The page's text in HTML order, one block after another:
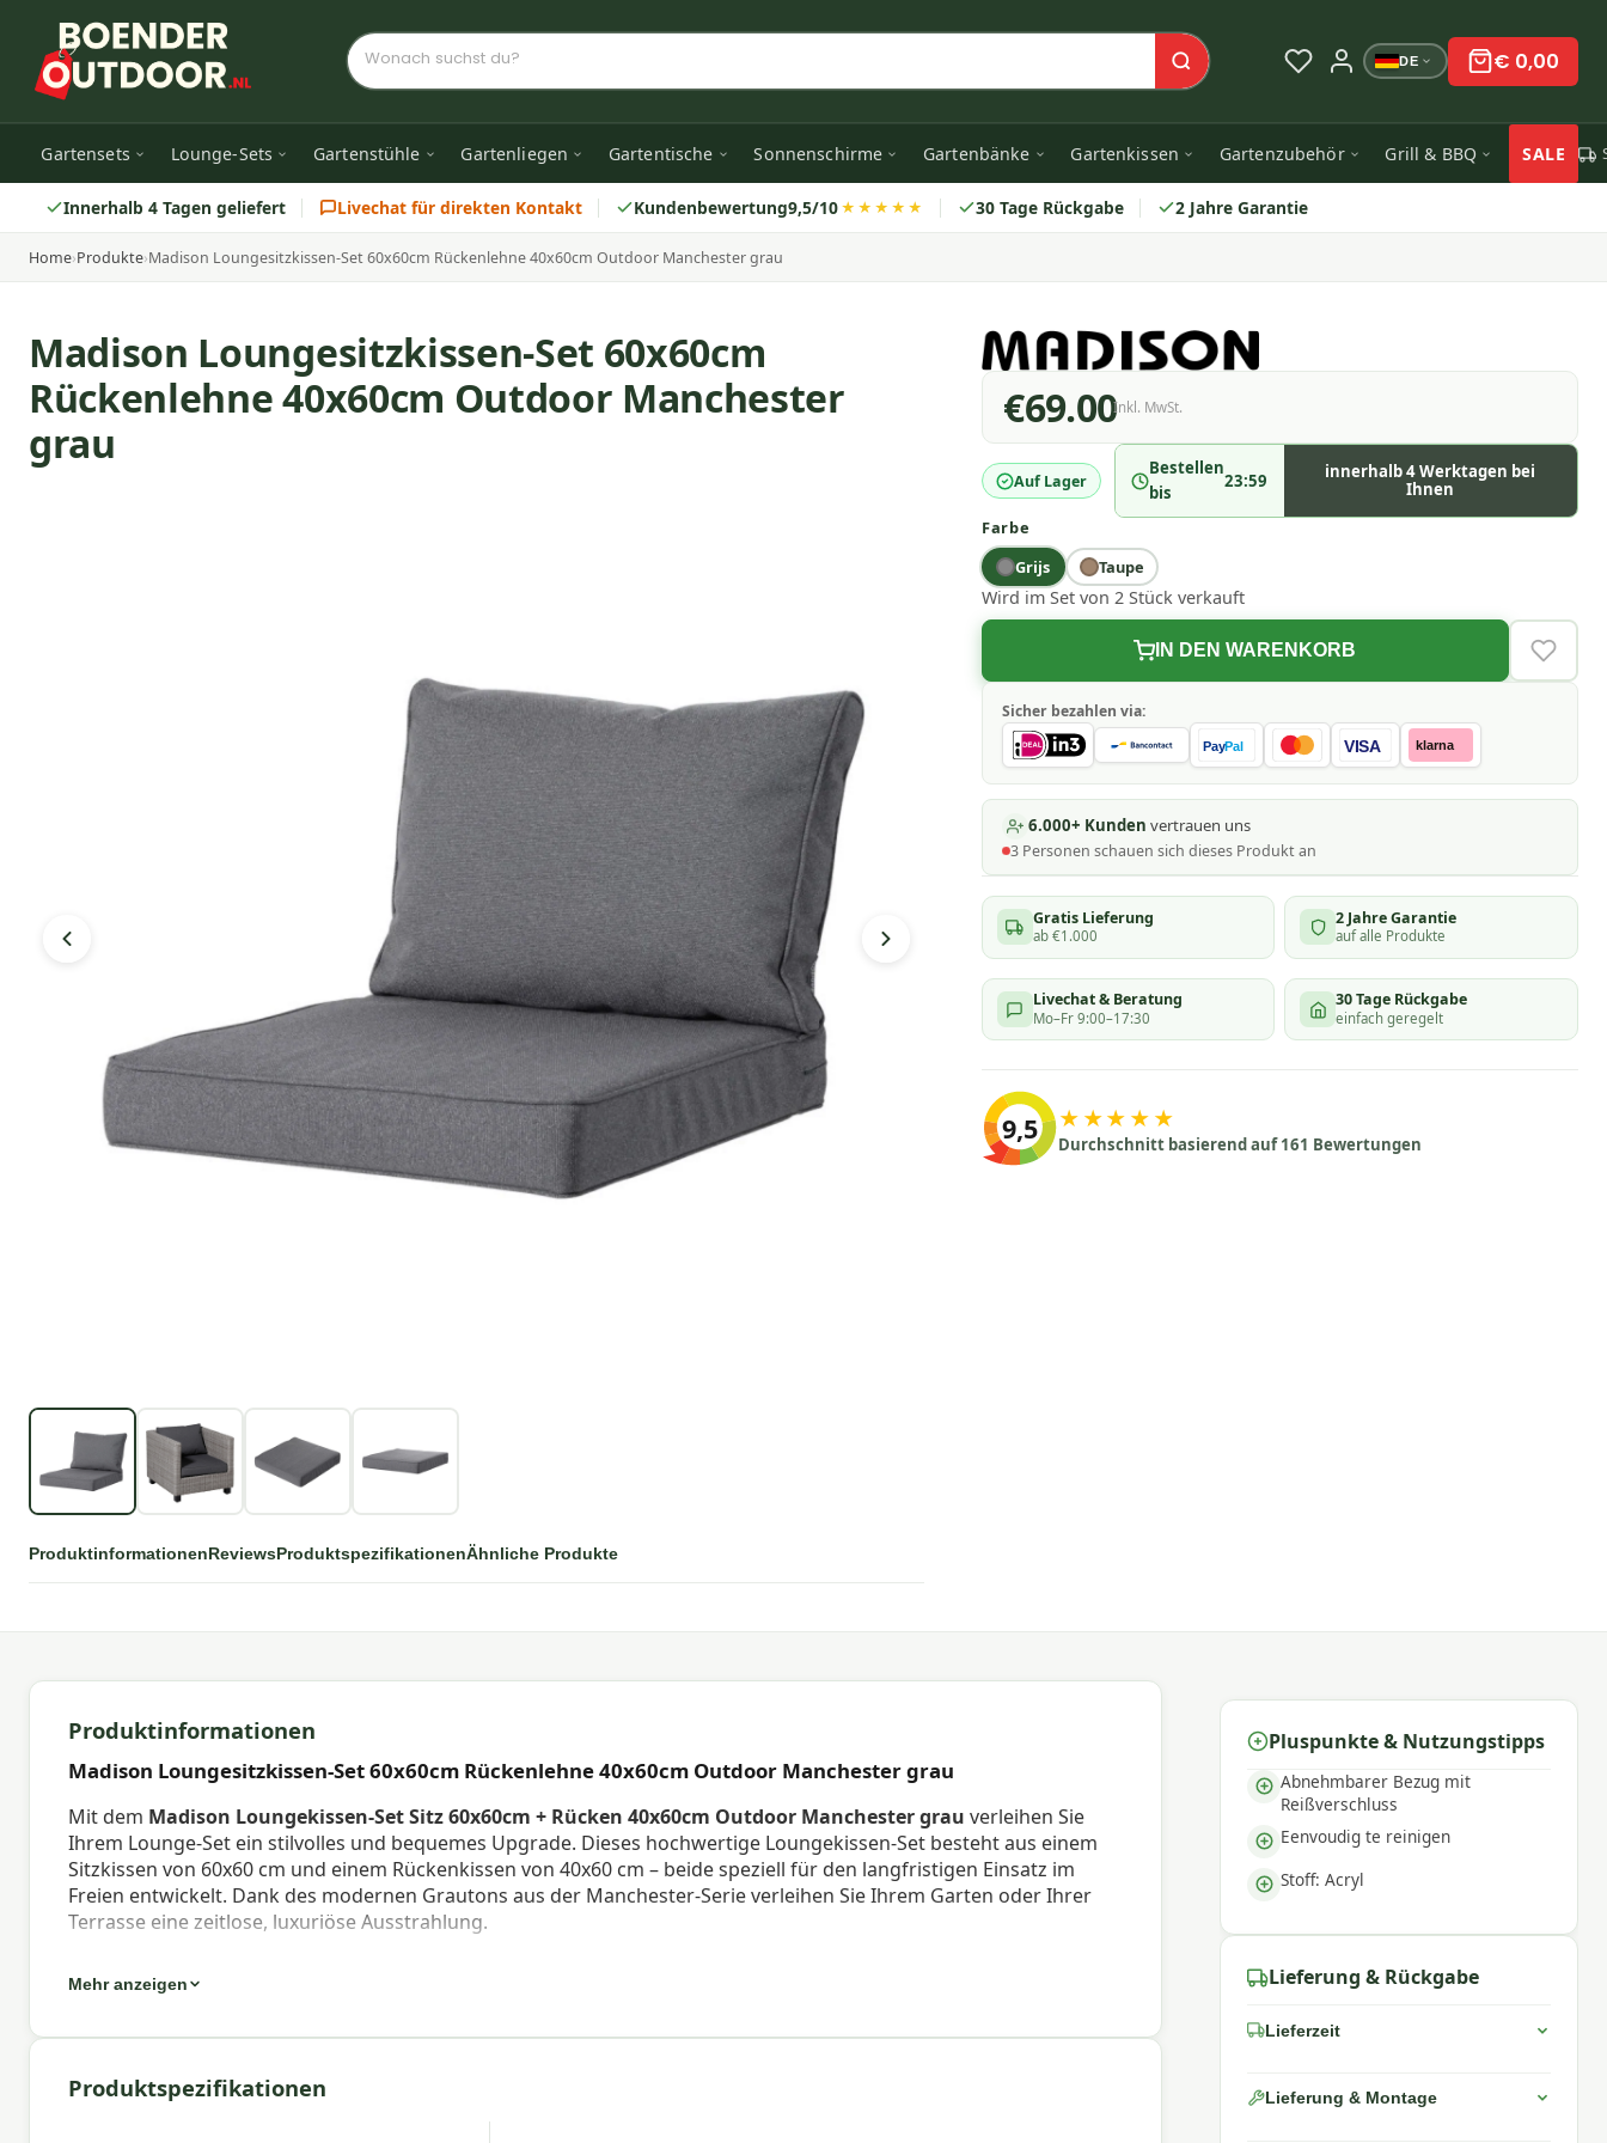
DE € 0,00
Gartensets Lounge-Sets Gartenstühle Gartenliegen Gartentische Sonnenschirme Gartenbänke Gartenkissen Gartenzubehör Grill & BBQ SALE
Innerhalb 4 Tagen geliefert Livechat für direkten Kontakt Kundenbewertung9,5/10★★★★★ 30 Tage Rückgabe 2 Jahre Garantie
Home›Produkte›Madison Loungesitzkissen-Set 60x60cm Rückenlehne 40x60cm Outdoor Manchester grau
Madison Loungesitzkissen-Set 60x60cm
Rückenlehne 40x60cm Outdoor Manchester
grau
ProduktinformationenReviewsProduktspezifikationenÄhnliche Produkte
€69.00Inkl. MwSt.
Auf Lager
Bestellen
bis
23:59
innerhalb 4 Werktagen bei
Ihnen
Farbe
Grijs
Taupe
Wird im Set von 2 Stück verkauft
IN DEN WARENKORB
Sicher bezahlen via:
PayPal VISA klarna
6.000+ Kunden vertrauen uns
3 Personen schauen sich dieses Produkt an
Gratis Lieferung
ab €1.000
2 Jahre Garantie
auf alle Produkte
Livechat & Beratung
Mo–Fr 9:00–17:30
30 Tage Rückgabe
einfach geregelt
9,5 ★★★★★
Durchschnitt basierend auf 161 Bewertungen
Produktinformationen
Madison Loungesitzkissen-Set 60x60cm Rückenlehne 40x60cm Outdoor Manchester grau
Mit dem Madison Loungekissen-Set Sitz 60x60cm + Rücken 40x60cm Outdoor Manchester grau verleihen Sie
Ihrem Lounge-Set ein stilvolles und bequemes Upgrade. Dieses hochwertige Loungekissen-Set besteht aus einem
Sitzkissen von 60x60 cm und einem Rückenkissen von 40x60 cm – beide speziell für den langfristigen Einsatz im
Freien entwickelt. Dank des modernen Grautons aus der Manchester-Serie verleihen Sie Ihrem Garten oder Ihrer
Terrasse eine zeitlose, luxuriöse Ausstrahlung.
Polyesterfaserfüllung (Rücken) gefüllt, wodurch sie hervorragende Unterstützung und Komfort bieten. Die Bezüge
Feuchtigkeit und täglichen Gebrauch. Dank der Reißverschlüsse sind beide Bezüge einfach abnehmbar und
Eigenschaften Madison Loungekissen-Set Outdoor Manchester grau
Mehr anzeigen
Produktspezifikationen
Pluspunkte & Nutzungstipps
Abnehmbarer Bezug mit
Reißverschluss
Eenvoudig te reinigen
Stoff: Acryl
Lieferung & Rückgabe
Lieferzeit
Lieferung & Montage